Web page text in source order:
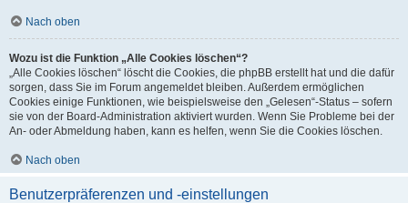
Nach oben
Wozu ist die Funktion „Alle Cookies löschen“?
„Alle Cookies löschen“ löscht die Cookies, die phpBB erstellt hat und die dafür
sorgen, dass Sie im Forum angemeldet bleiben. Außerdem ermöglichen
Cookies einige Funktionen, wie beispielsweise den „Gelesen“-Status – sofern
sie von der Board-Administration aktiviert wurden. Wenn Sie Probleme bei der
An- oder Abmeldung haben, kann es helfen, wenn Sie die Cookies löschen.
Nach oben
Benutzerpräferenzen und -einstellungen